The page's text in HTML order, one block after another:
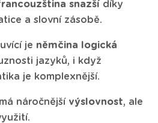
snazší díky
a slovní zásobě.
je němčina
logická
jazyků, i když
je komplexnější.
má náročnější výslovnost, ale